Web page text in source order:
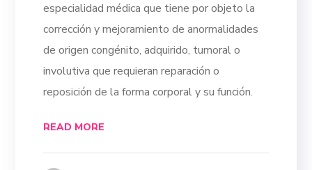
especialidad médica que tiene por objeto la
corrección y mejoramiento de anormalidades
de origen congénito, adquirido, tumoral o
involutiva que requieran reparación o
reposición de la forma corporal y su función.
READ MORE